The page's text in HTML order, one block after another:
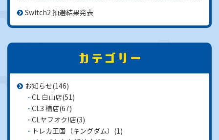
Switch2 抽選結果発表
お知らせ(146)
CL 白山店(51)
CL3 楠店(67)
CLヤフオク!店(3)
トレカ王国（キングダム） (1)